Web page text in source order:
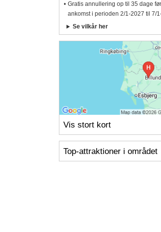
Gratis annullering op til 35 dage
ankomst i perioden 2/1-2027 til 7/
Se vilkår her
Vis stort kort
Top-attraktioner i området